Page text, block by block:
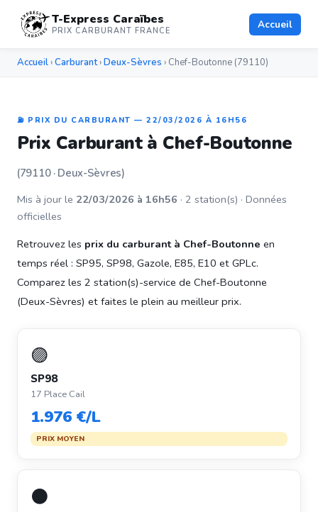
T-Express Caraïbes
PRIX CARBURANT FRANCE Accueil
Accueil ›Carburant›Deux-Sèvres › Chef-Boutonne (79110)
⛽ PRIX DU CARBURANT — 22/03/2026 À 16H56
Prix Carburant à Chef-Boutonne
(79110 · Deux-Sèvres)
Mis à jour le 22/03/2026 à 16h56 · 2 station(s) · Données
officielles
Retrouvez les prix du carburant à Chef-Boutonne en
temps réel : SP95, SP98, Gazole, E85, E10 et GPLc.
Comparez les 2 station(s)-service de Chef-Boutonne
(Deux-Sèvres) et faites le plein au meilleur prix.
🟣
SP98
17 Place Cail
1.976 €/L
PRIX MOYEN
⚫